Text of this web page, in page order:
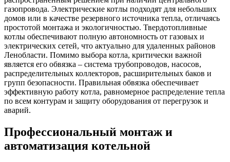
газопровода. Электрические котлы подходят для небольших
домов или в качестве резервного источника тепла, отличаясь
простотой монтажа и экологичностью. Твердотопливные
котлы обеспечивают полную автономность от газовых и
электрических сетей, что актуально для удаленных районов
Ленобласти. Помимо выбора котла, критически важной
является его обвязка – система трубопроводов, насосов,
распределительных коллекторов, расширительных баков и
групп безопасности. Правильная обвязка обеспечивает
эффективную работу котла, равномерное распределение тепла
по всем контурам и защиту оборудования от перегрузок и
аварий.
Профессиональный монтаж и
автоматизация котельной